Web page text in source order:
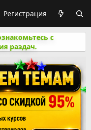
Регистрация
с
раздач.